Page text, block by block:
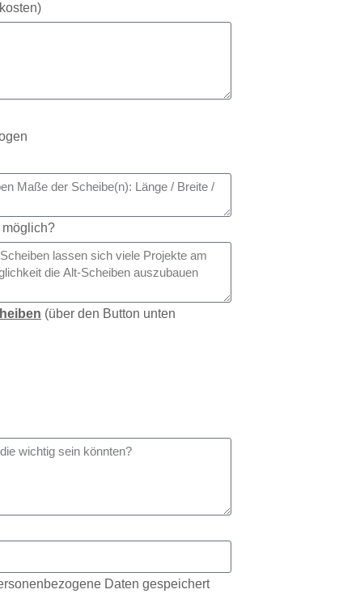
möglich?
(über den Button unten
Daten gespeichert